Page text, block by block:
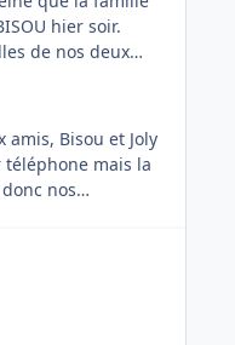
hier soir.
de nos deux
lors de son
amis, Bisou et Joly
nos